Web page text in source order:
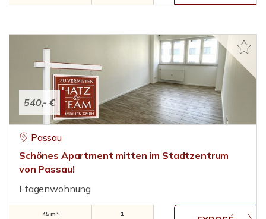
540,- €
Passau
Schönes Apartment mitten im Stadtzentrum
von Passau!
Etagenwohnung
45 m²
1